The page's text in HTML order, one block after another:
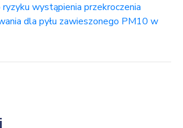
wystąpienia przekroczenia
dla pyłu zawieszonego PM10 w